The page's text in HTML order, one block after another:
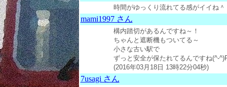
時間がゆっくり流れてる感がイイね
mami1997 さん
構内踏切があるんですね～！
ちゃんと遮断機もついてる～
小さな古い駅で
ずっと安全が保たれてるんですね(^-
(2016年03月18日 13時22分04秒)
7usagi さん